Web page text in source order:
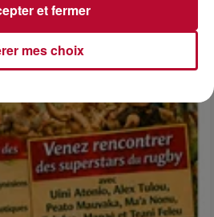
mes choix
et fermer